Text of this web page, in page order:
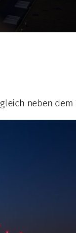
gleich neben dem